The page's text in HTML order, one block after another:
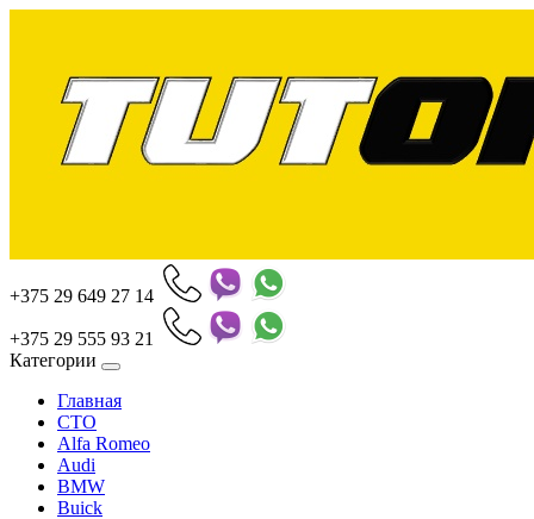
+375 29 649 27 14
+375 29 555 93 21
Категории
Главная
СТО
Alfa Romeo
Audi
BMW
Buick